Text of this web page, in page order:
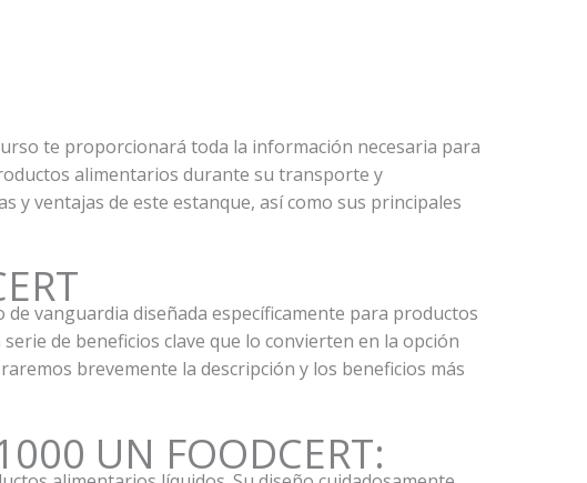
te proporcionará toda la información necesaria para
alimentarios durante su transporte y
y ventajas de este estanque, así como sus principales
de vanguardia diseñada específicamente para productos
de beneficios clave que lo convierten en la opción
brevemente la descripción y los beneficios más
UN FOODCERT: